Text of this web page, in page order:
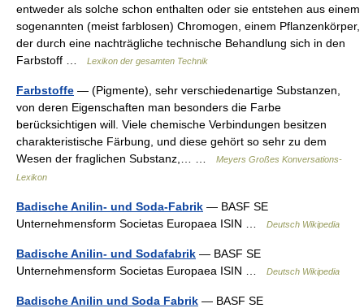
entweder als solche schon enthalten oder sie entstehen aus einem
sogenannten (meist farblosen) Chromogen, einem Pflanzenkörper,
der durch eine nachträgliche technische Behandlung sich in den
Farbstoff …
Lexikon der gesamten Technik
Farbstoffe — (Pigmente), sehr verschiedenartige Substanzen,
von deren Eigenschaften man besonders die Farbe
berücksichtigen will. Viele chemische Verbindungen besitzen
charakteristische Färbung, und diese gehört so sehr zu dem
Wesen der fraglichen Substanz,… …
Meyers Großes Konversations-
Lexikon
Badische Anilin- und Soda-Fabrik — BASF SE
Unternehmensform Societas Europaea ISIN …
Deutsch Wikipedia
Badische Anilin- und Sodafabrik — BASF SE
Unternehmensform Societas Europaea ISIN …
Deutsch Wikipedia
Badische Anilin und Soda Fabrik — BASF SE